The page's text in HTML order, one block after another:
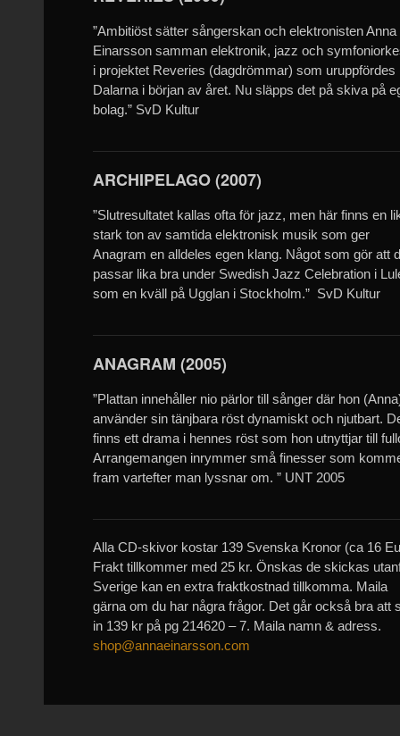
”Ambitiöst sätter sångerskan och elektronisten Anna
Einarsson samman elektronik, jazz och
i projektet Reveries (dagdrömmar) som uruppfördes
Dalarna i början av året. Nu släpps det på skiva på
bolag.” SvD Kultur
ARCHIPELAGO (2007)
”Slutresultatet kallas ofta för jazz, men här finns en
stark ton av samtida elektronisk musik som ger
Anagram en alldeles egen klang. Något som gör att
passar lika bra under Swedish Jazz Celebration i
som en kväll på Ugglan i Stockholm.” SvD Kultur
ANAGRAM (2005)
”Plattan innehåller nio pärlor till sånger där hon
använder sin tänjbara röst dynamiskt och njutbart.
finns ett drama i hennes röst som hon utnyttjar till
Arrangemangen inrymmer små finesser som
fram vartefter man lyssnar om. ” UNT 2005
Alla CD-skivor kostar 139 Svenska Kronor (ca 16
Frakt tillkommer med 25 kr. Önskas de skickas
Sverige kan en extra fraktkostnad tillkomma. Maila
gärna om du har några frågor. Det går också bra att
in 139 kr på pg 214620 – 7. Maila namn & adress.
shop@annaeinarsson.com